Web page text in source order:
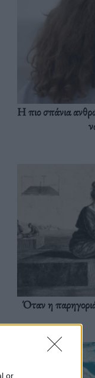
or
Η πιο σπάνια
Όταν η